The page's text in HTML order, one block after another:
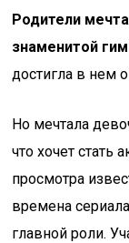
Родители
знаменитой
достигла в нем
Но мечтала
что хочет стать
просмотра
времена
главной роли.